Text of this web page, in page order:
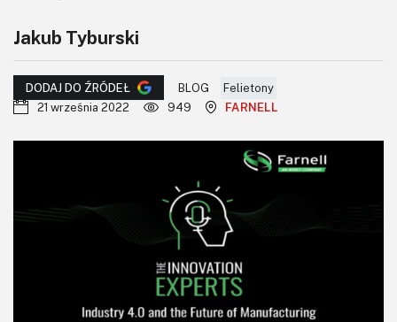
KITy AVT
Kontakt
Magazyny
Archiwum
Do pobrania
Jakub Tyburski
DODAJ DO ŹRÓDEŁ BLOG
Felietony
21 września 2022
949 FARNELL